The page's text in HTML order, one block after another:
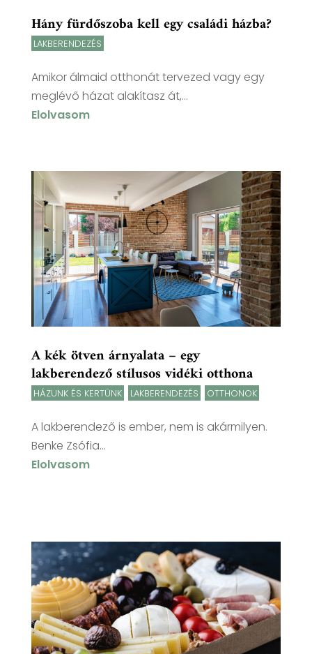
Hány fürdőszoba kell egy családi házba?
LAKBERENDEZÉS
Amikor álmaid otthonát tervezed vagy egy
meglévő házat alakítasz át,...
Elolvasom
A kék ötven árnyalata – egy
lakberendező stílusos vidéki otthona
HÁZUNK ÉS KERTÜNK LAKBERENDEZÉS OTTHONOK
A lakberendező is ember, nem is akármilyen.
Benke Zsófia...
Elolvasom